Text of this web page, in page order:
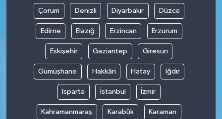
Çorum Denizli Diyarbakır Düzce
Edirne Elazığ Erzincan Erzurum
Eskişehir Gaziantep Giresun
Gümüşhane Hakkâri Hatay Iğdır
Isparta İstanbul İzmir
Kahramanmaraş Karabük Karaman